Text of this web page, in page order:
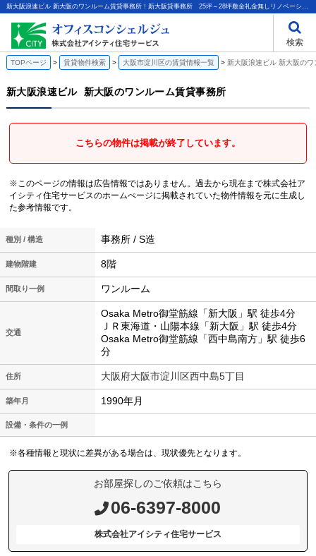
検索
新大阪浪速ビル 新大阪のワンルーム賃貸事務所！新大阪貸事務所 25坪～28坪敷金礼金無しリノベーションオフィス起業向け光ファイバー｜株式会社アイシティ住宅サービス
TOPページ 賃貸物件検索 大阪市淀川区の賃貸情報一覧 新大阪浪速ビル 新大阪の
新大阪浪速ビル 新大阪のワンルーム賃貸事務所
こちらの物件は掲載が終了しています。
※このページの情報は広告情報ではありません。過去から現在まで株式会社ア
イシティ住宅サービスのホームぺージに掲載されていた物件情報を元に生成し
た参考情報です。
種別 / 構造 事務所 / S造
建物階建 8階
間取り一例 ワンルーム
交通
Osaka Metro御堂筋線「新大阪」駅 徒歩4分
ＪＲ東海道・山陽本線「新大阪」駅 徒歩4分
Osaka Metro御堂筋線「西中島南方」駅 徒歩6
分
住所 大阪府大阪市淀川区西中島5丁目
築年月 1990年月
設備・条件の一例
※各種情報と現状に差異がある場合は、現状優先となります。
お部屋探しのご依頼はこちら
06-6397-8000
株式会社アイシティ住宅サービス